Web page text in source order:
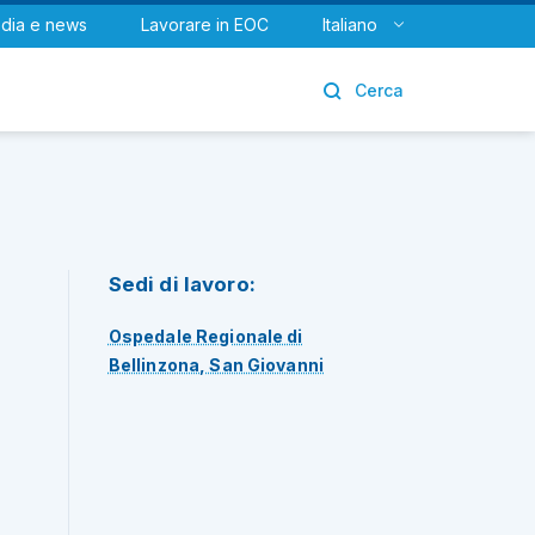
e news Lavorare in EOC Italiano
Cerca
Urologia
Sedi di lavoro:
Ospedale Regionale di
Bellinzona, San Giovanni